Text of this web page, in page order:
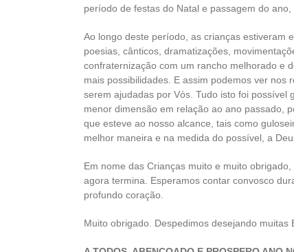
período de festas do Natal e passagem do ano,
Ao longo deste período, as crianças estiveram
poesias, cânticos, dramatizações,
confraternização com um rancho melhorado e
mais possibilidades. E assim podemos ver
serem ajudadas por Vós. Tudo isto foi possível
menor dimensão em relação ao ano passado,
que esteve ao nosso alcance, tais como
melhor maneira e na medida do possível, a
Em nome das Crianças muito e muito
agora termina. Esperamos contar convosco
profundo coração.
Muito obrigado. Despedimos desejando